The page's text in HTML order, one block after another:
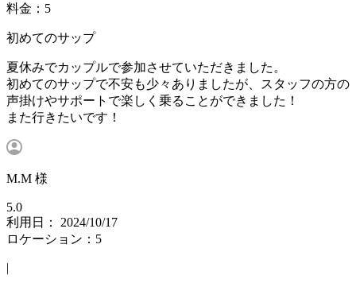
料金：5
初めてのサップ
夏休みでカップルで参加させていただきました。
初めてのサップで不安も少々ありましたが、スタッフの方の
声掛けやサポートで楽しく乗ることができました！
また行きたいです！
M.M 様
5.0
利用日： 2024/10/17
ロケーション：5
|